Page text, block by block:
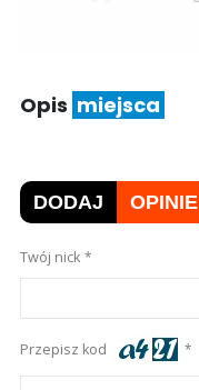
Opis miejsca
DODAJ OPINIE
Twój nick
Przepisz kod